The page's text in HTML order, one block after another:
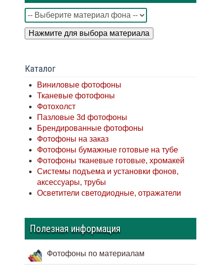
Нажмите для выбора материала
Каталог
Виниловые фотофоны
Тканевые фотофоны
Фотохолст
Пазловые 3d фотофоны
Брендированные фотофоны
Фотофоны на заказ
Фотофоны бумажные готовые на тубе
Фотофоны тканевые готовые, хромакей
Системы подъема и установки фонов,
аксессуары, трубы
Осветители светодиодные, отражатели
Полезная информация
Фотофоны по материалам